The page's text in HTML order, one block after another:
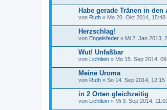
Habe gerade Tränen in den
von Ruth » Mo 20. Okt 2014, 15:48
Herzschlag!
von Engelsfeder » Mi 2. Jan 2013,
Wut! Unfaßbar
von Lichtlein » Mo 15. Sep 2014,
Meine Uroma
von Ruth » So 14. Sep 2014, 12:15
in 2 Orten gleichzeitig
von Lichtlein » Mi 3. Sep 2014, 11:01